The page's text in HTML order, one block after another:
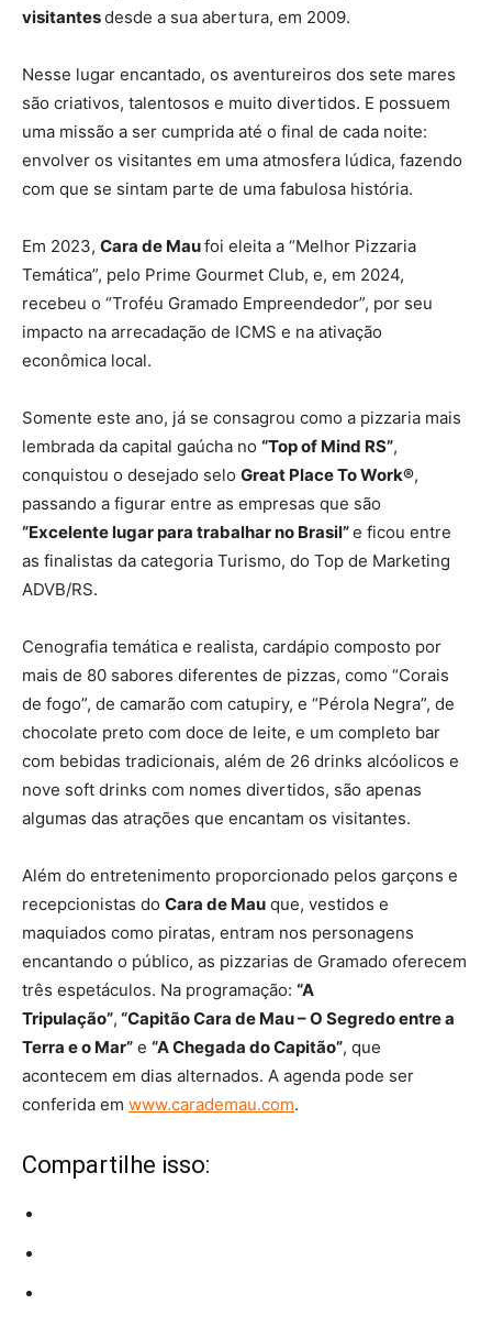
visitantesdesde a sua abertura, em 2009.
Nesse lugar encantado, os aventureiros dos sete mares
são criativos, talentosos e muito divertidos. E possuem
uma missão a ser cumprida até o final de cada noite:
envolver os visitantes em uma atmosfera lúdica, fazendo
com que se sintam parte de uma fabulosa história.
Em 2023, Cara de Maufoi eleita a “Melhor Pizzaria
Temática”, pelo Prime Gourmet Club, e, em 2024,
recebeu o “Troféu Gramado Empreendedor”, por seu
impacto na arrecadação de ICMS e na ativação
econômica local.
Somente este ano, já se consagrou como a pizzaria mais
lembrada da capital gaúcha no “Top of Mind RS”,
conquistou o desejado selo Great Place To Work®,
passando a figurar entre as empresas que são
“Excelente lugar para trabalhar no Brasil”e ficou entre
as finalistas da categoria Turismo, do Top de Marketing
ADVB/RS.
Cenografia temática e realista, cardápio composto por
mais de 80 sabores diferentes de pizzas, como “Corais
de fogo”, de camarão com catupiry, e “Pérola Negra”, de
chocolate preto com doce de leite, e um completo bar
com bebidas tradicionais, além de 26 drinks alcóolicos e
nove soft drinks com nomes divertidos, são apenas
algumas das atrações que encantam os visitantes.
Além do entretenimento proporcionado pelos garçons e
recepcionistas do Cara de Mau que, vestidos e
maquiados como piratas, entram nos personagens
encantando o público, as pizzarias de Gramado oferecem
três espetáculos. Na programação: “A
Tripulação”, “Capitão Cara de Mau – O Segredo entre a
Terra e o Mar” e “A Chegada do Capitão”, que
acontecem em dias alternados. A agenda pode ser
conferida em www.carademau.com.
Compartilhe isso: